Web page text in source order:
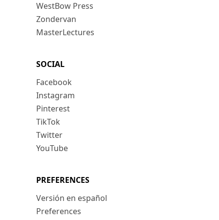
WestBow Press
Zondervan
MasterLectures
SOCIAL
Facebook
Instagram
Pinterest
TikTok
Twitter
YouTube
PREFERENCES
Versión en español
Preferences